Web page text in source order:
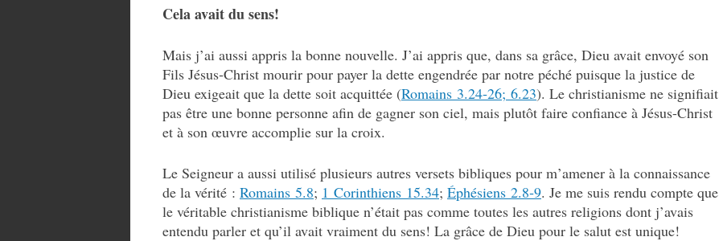
Cela avait du sens!
Mais j’ai aussi appris la bonne nouvelle. J’ai appris que, dans sa grâce, Dieu avait envoyé son
Fils Jésus‑Christ mourir pour payer la dette engendrée par notre péché puisque la justice de
Dieu exigeait que la dette soit acquittée (Romains 3.24‑26; 6.23). Le christianisme ne signifiait
pas être une bonne personne afin de gagner son ciel, mais plutôt faire confiance à Jésus-Christ
et à son œuvre accomplie sur la croix.
Le Seigneur a aussi utilisé plusieurs autres versets bibliques pour m’amener à la connaissance
de la vérité : Romains 5.8; 1 Corinthiens 15.34; Éphésiens 2.8‑9. Je me suis rendu compte que
le véritable christianisme biblique n’était pas comme toutes les autres religions dont j’avais
entendu parler et qu’il avait vraiment du sens! La grâce de Dieu pour le salut est unique!